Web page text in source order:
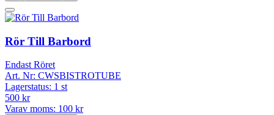
Rör Till Barbord
Endast Röret
Art. Nr: CWSBISTROTUBE
Lagerstatus: 1 st
500 kr
Varav moms: 100 kr